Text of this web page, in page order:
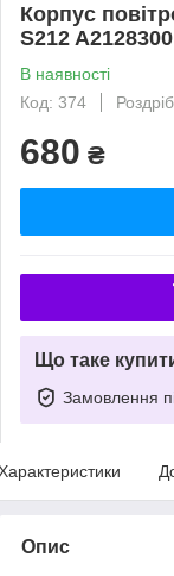
Корпус
S212
В наявності
Код: 374
Роздріб
680 ₴
Що таке
Замовлення
Опис